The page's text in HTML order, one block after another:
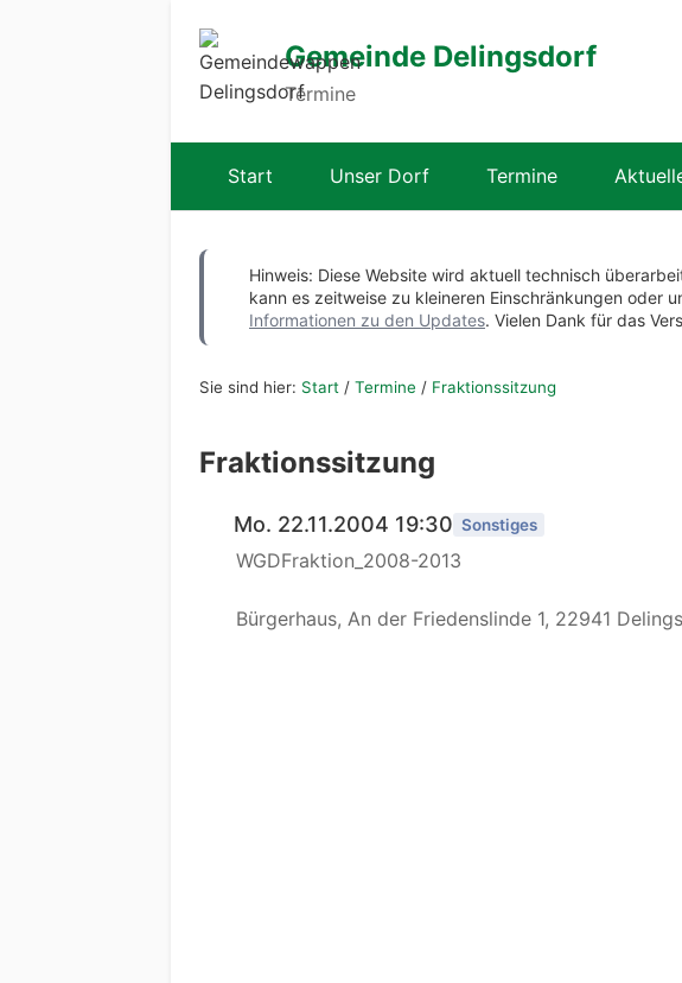
Gemeinde Delingsdorf
Termine
Start Unser Dorf Termine
Hinweis: Diese Website wird aktuell technisch
kann es zeitweise zu kleineren Einschränkungen oder
Informationen zu den Updates. Vielen Dank für das
Sie sind hier: Start / Termine / Fraktionssitzung
Fraktionssitzung
Mo. 22.11.2004 19:30 Sonstiges
WGDFraktion_2008-2013
Bürgerhaus, An der Friedenslinde 1, 22941